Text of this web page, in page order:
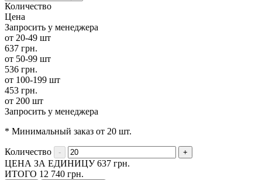
Количество
Цена
Запросить у менеджера
от 20-49 шт
637 грн.
от 50-99 шт
536 грн.
от 100-199 шт
453 грн.
от 200 шт
Запросить у менеджера
* Минимальный заказ от 20 шт.
Количество
ЦЕНА ЗА ЕДИНИЦУ 637 грн.
ИТОГО 12 740 грн.